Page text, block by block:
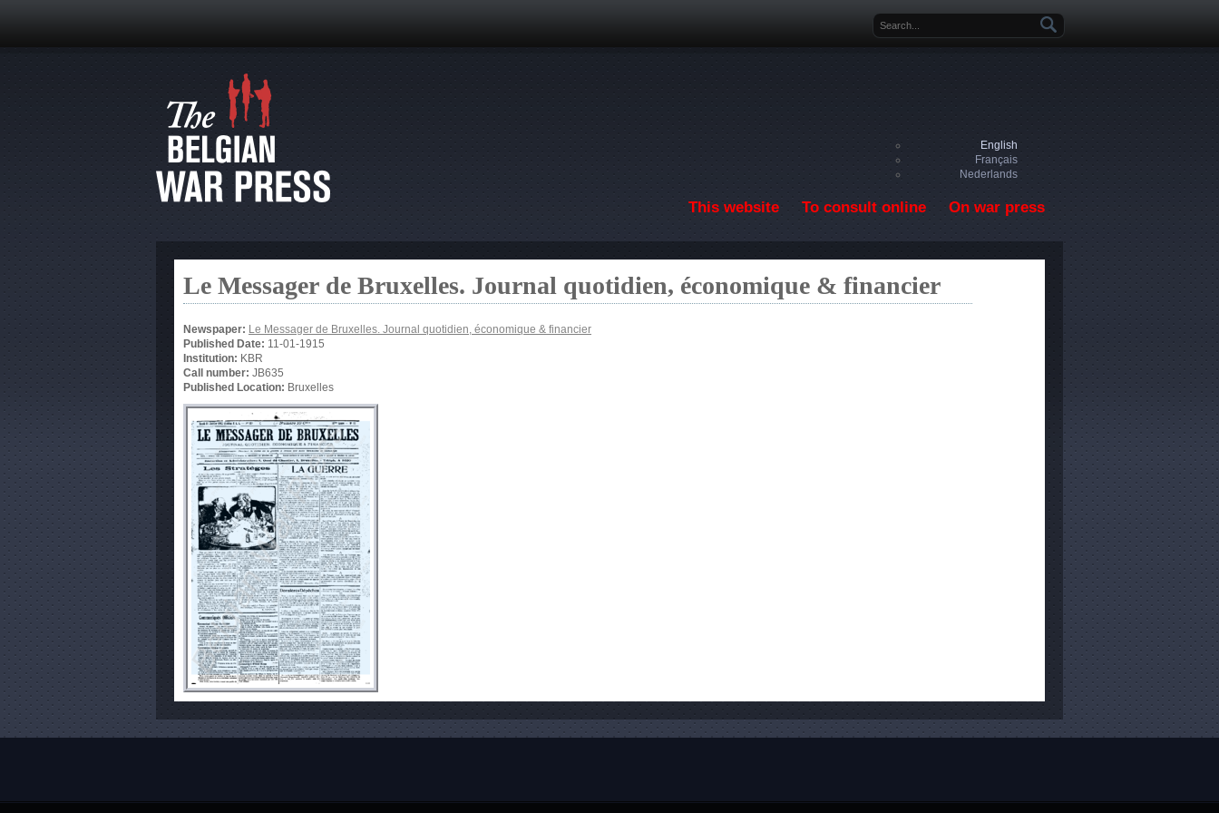
Search form
English
Français
Nederlands
This website To consult online On war press
Le Messager de Bruxelles. Journal quotidien, économique & financier
Newspaper: Le Messager de Bruxelles. Journal quotidien, économique & financier
Published Date: 11-01-1915
Institution: KBR
Call number: JB635
Published Location: Bruxelles